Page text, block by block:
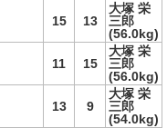
15 13
大塚 栄
三郎
(56.0kg)
11 15
大塚 栄
三郎
(56.0kg)
13 9
大塚 栄
三郎
(54.0kg)